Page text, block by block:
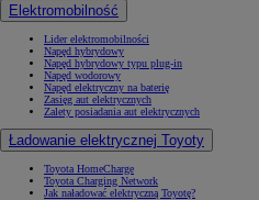
Elektromobilność
Lider elektromobilności
Napęd hybrydowy
Napęd hybrydowy typu plug-in
Napęd wodorowy
Napęd elektryczny na baterię
Zasięg aut elektrycznych
Zalety posiadania aut elektrycznych
Ładowanie elektrycznej Toyoty
Toyota HomeCharge
Toyota Charging Network
Jak naładować elektryczną Toyotę?